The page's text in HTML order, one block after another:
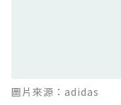
Boot：馬汀首
圖片來源：adidas